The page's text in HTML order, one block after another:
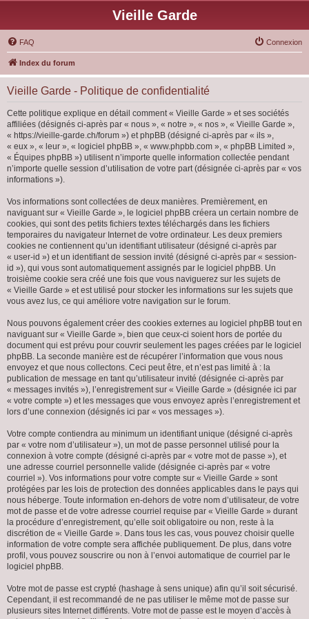
Vieille Garde
FAQ Connexion
Index du forum
Vieille Garde - Politique de confidentialité
Cette politique explique en détail comment « Vieille Garde » et ses sociétés
affiliées (désignés ci-après par « nous », « notre », « nos », « Vieille Garde »,
« https://vieille-garde.ch/forum ») et phpBB (désigné ci-après par « ils »,
« eux », « leur », « logiciel phpBB », « www.phpbb.com », « phpBB Limited »,
« Équipes phpBB ») utilisent n’importe quelle information collectée pendant
n’importe quelle session d’utilisation de votre part (désignée ci-après par « vos
informations »).
Vos informations sont collectées de deux manières. Premièrement, en
naviguant sur « Vieille Garde », le logiciel phpBB créera un certain nombre de
cookies, qui sont des petits fichiers textes téléchargés dans les fichiers
temporaires du navigateur Internet de votre ordinateur. Les deux premiers
cookies ne contiennent qu’un identifiant utilisateur (désigné ci-après par
« user-id ») et un identifiant de session invité (désigné ci-après par « session-
id »), qui vous sont automatiquement assignés par le logiciel phpBB. Un
troisième cookie sera créé une fois que vous naviguerez sur les sujets de
« Vieille Garde » et est utilisé pour stocker les informations sur les sujets que
vous avez lus, ce qui améliore votre navigation sur le forum.
Nous pouvons également créer des cookies externes au logiciel phpBB tout en
naviguant sur « Vieille Garde », bien que ceux-ci soient hors de portée du
document qui est prévu pour couvrir seulement les pages créées par le logiciel
phpBB. La seconde manière est de récupérer l’information que vous nous
envoyez et que nous collectons. Ceci peut être, et n’est pas limité à : la
publication de message en tant qu’utilisateur invité (désignée ci-après par
« messages invités »), l’enregistrement sur « Vieille Garde » (désignée ici par
« votre compte ») et les messages que vous envoyez après l’enregistrement et
lors d’une connexion (désignés ici par « vos messages »).
Votre compte contiendra au minimum un identifiant unique (désigné ci-après
par « votre nom d’utilisateur »), un mot de passe personnel utilisé pour la
connexion à votre compte (désigné ci-après par « votre mot de passe »), et
une adresse courriel personnelle valide (désignée ci-après par « votre
courriel »). Vos informations pour votre compte sur « Vieille Garde » sont
protégées par les lois de protection des données applicables dans le pays qui
nous héberge. Toute information en-dehors de votre nom d’utilisateur, de votre
mot de passe et de votre adresse courriel requise par « Vieille Garde » durant
la procédure d’enregistrement, qu’elle soit obligatoire ou non, reste à la
discrétion de « Vieille Garde ». Dans tous les cas, vous pouvez choisir quelle
information de votre compte sera affichée publiquement. De plus, dans votre
profil, vous pouvez souscrire ou non à l’envoi automatique de courriel par le
logiciel phpBB.
Votre mot de passe est crypté (hashage à sens unique) afin qu’il soit sécurisé.
Cependant, il est recommandé de ne pas utiliser le même mot de passe sur
plusieurs sites Internet différents. Votre mot de passe est le moyen d’accès à